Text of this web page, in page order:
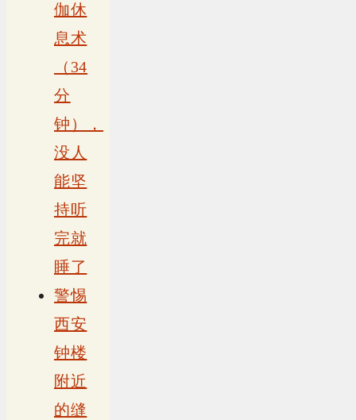
伽休
息术
（34
分
钟），
没人
能坚
持听
完就
睡了
警惕
西安
钟楼
附近
的缝